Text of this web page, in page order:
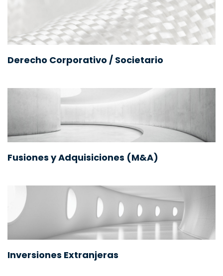
Derecho Corporativo / Societario
Fusiones y Adquisiciones (M&A)
Inversiones Extranjeras